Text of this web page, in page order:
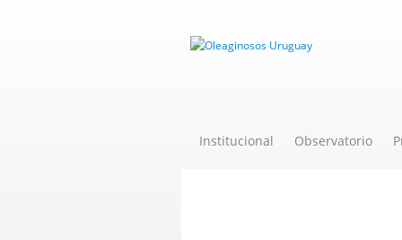
Institucional Observatorio